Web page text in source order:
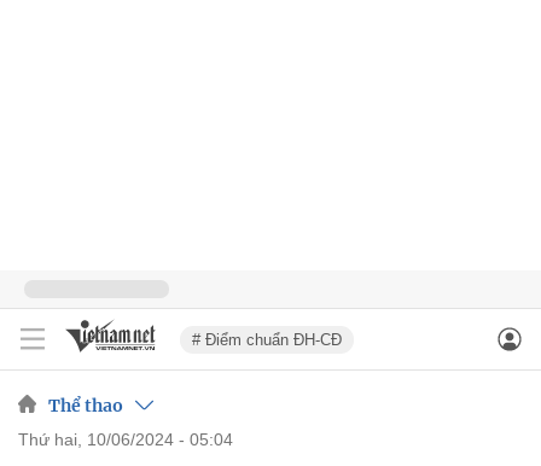
# Điểm chuẩn ĐH-CĐ
Thể thao
thứ hai, 10/06/2024 - 05:04